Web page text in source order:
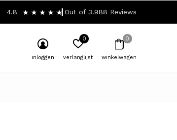
inloggen verlanglijst
0
winkelwagen
0
4.8 Out of 3.988 Reviews